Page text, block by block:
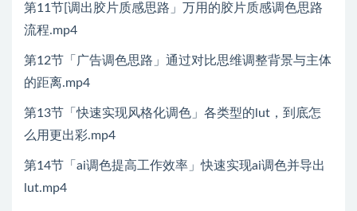
第11节[调出胶片质感思路」万用的胶片质感调色思路
流程.mp4
第12节「广告调色思路」通过对比思维调整背景与主体
的距离.mp4
第13节「快速实现风格化调色」各类型的lut，到底怎
么用更出彩.mp4
第14节「ai调色提高工作效率」快速实现ai调色并导出
lut.mp4